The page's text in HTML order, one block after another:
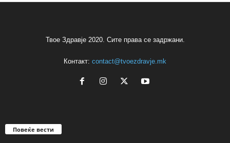
Твое Здравје 2020. Сите права се задржани.
Контакт: contact@tvoezdravje.mk
Повеќе вести